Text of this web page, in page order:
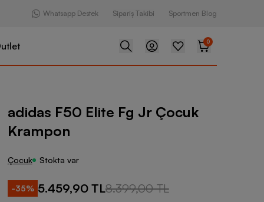
Whatsapp Destek Sipariş Takibi Sportmen Blog
0
Fg Jr Çocuk Krampon
adidas F50 Elite Fg Jr Çocuk
Krampon
Çocuk Stokta var
-35% 5.459,90 TL8.399,00 TL